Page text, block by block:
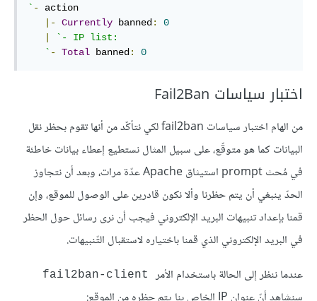
` - action
|- Currently banned:
0
`- IP list:
   `
- Total banned: 0
اختبار سياسات Fail2Ban
من الهام اختبار سياسات fail2ban لكي نتأكّد من أنها تقوم بحظر نقل
البيانات كما هو متوقّع، على سبيل المثال نستطيع إعطاء بيانات خاطئة
في مُحث prompt استيثاق Apache عدّة مرات، وبعد أن نتجاوز
الحدّ ينبغي أن يتم حظرنا وألا نكون قادرين على الوصول للموقع، وإن
قمنا بإعداد تنبيهات البريد الإلكتروني فيجب أن نرى رسائل حول الحظر
في البريد الإلكتروني الذي قمنا باختياره لاستقبال التّنبيهات.
عندما ننظر إلى الحالة باستخدام الأمر